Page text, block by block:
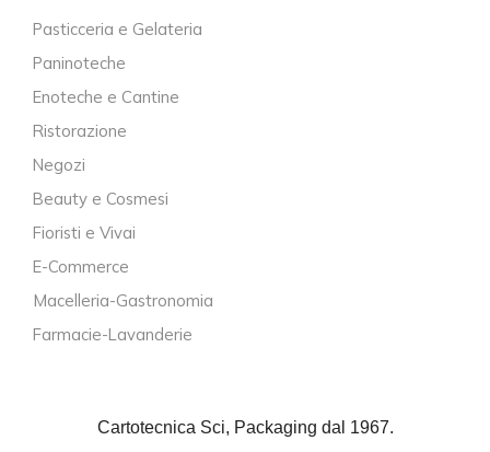
Pasticceria e Gelateria
Paninoteche
Enoteche e Cantine
Ristorazione
Negozi
Beauty e Cosmesi
Fioristi e Vivai
E-Commerce
Macelleria-Gastronomia
Farmacie-Lavanderie
Cartotecnica Sci, Packaging dal 1967.